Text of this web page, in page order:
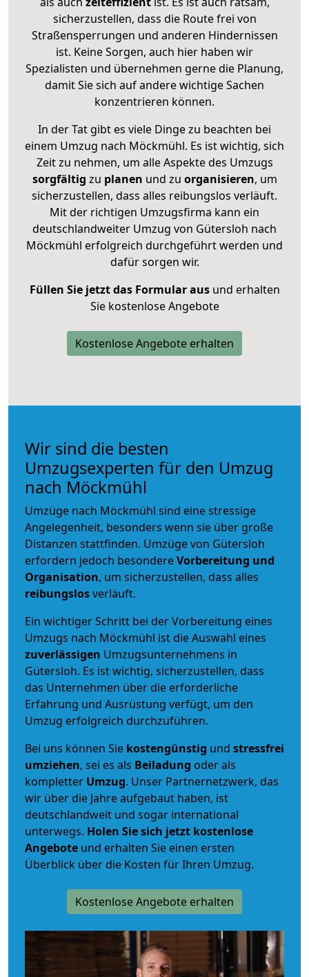
sicherzustellen, dass die Route frei von
Straßensperrungen und anderen Hindernissen
ist. Keine Sorgen, auch hier haben wir
Spezialisten und übernehmen gerne die Planung,
damit Sie sich auf andere wichtige Sachen
konzentrieren können.
In der Tat gibt es viele Dinge zu beachten bei
einem Umzug nach Möckmühl. Es ist wichtig, sich
Zeit zu nehmen, um alle Aspekte des Umzugs
sorgfältig zu planen und zu organisieren, um
sicherzustellen, dass alles reibungslos verläuft.
Mit der richtigen Umzugsfirma kann ein
deutschlandweiter Umzug von Gütersloh nach
Möckmühl erfolgreich durchgeführt werden und
dafür sorgen wir.
Füllen Sie jetzt das Formular ausund erhalten
Sie kostenlose Angebote
Kostenlose Angebote erhalten
Wir sind die besten
Umzugsexperten für den Umzug
nach Möckmühl
Umzüge nach Möckmühl sind eine stressige
Angelegenheit, besonders wenn sie über große
Distanzen stattfinden. Umzüge von Gütersloh
erfordern jedoch besondereVorbereitung und
Organisation, um sicherzustellen, dass alles
reibungslosverläuft.
Ein wichtiger Schritt bei der Vorbereitung eines
Umzugs nach Möckmühl ist die Auswahl eines
zuverlässigen Umzugsunternehmens in
Gütersloh. Es ist wichtig, sicherzustellen, dass
das Unternehmen über die erforderliche
Erfahrung und Ausrüstung verfügt, um den
Umzug erfolgreich durchzuführen.
Bei uns können Sie kostengünstig und stressfrei
umziehen, sei es als Beiladung oder als
kompletter Umzug. Unser Partnernetzwerk, das
wir über die Jahre aufgebaut haben, ist
deutschlandweit und sogar international
unterwegs. Holen Sie sich jetzt kostenlose
Angebote und erhalten Sie einen ersten
Überblick über die Kosten für Ihren Umzug.
Kostenlose Angebote erhalten